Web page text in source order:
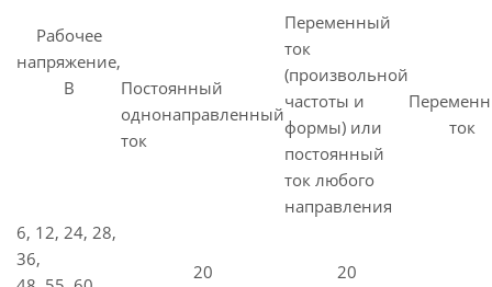
Рабочее
напряжение,
В
Постоянный
однонаправленный
ток
Переменный
ток
(произвольной
частоты и
формы) или
постоянный
ток любого
направления
ток
6, 12, 24, 28,
36,
20 20